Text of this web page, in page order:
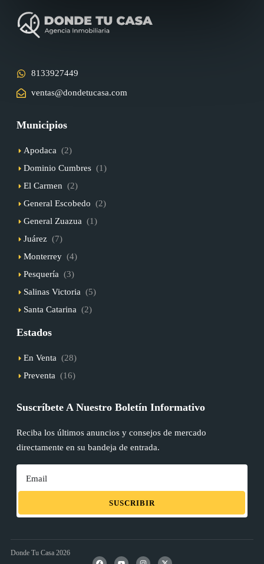
8133927449
ventas@dondetucasa.com
Municipios
Apodaca (2)
Dominio Cumbres (1)
El Carmen (2)
General Escobedo (2)
General Zuazua (1)
Juárez (7)
Monterrey (4)
Pesquería (3)
Salinas Victoria (5)
Santa Catarina (2)
Estados
En Venta (28)
Preventa (16)
Suscríbete A Nuestro Boletín Informativo
Reciba los últimos anuncios y consejos de mercado
directamente en su bandeja de entrada.
SUSCRIBIR
Donde Tu Casa 2026